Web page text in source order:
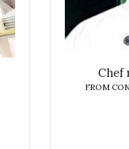
Chef
FROM